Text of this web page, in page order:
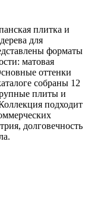
плитка и
для
форматы
матовая
оттенки
собраны 12
плиты и
подходит
долговечность